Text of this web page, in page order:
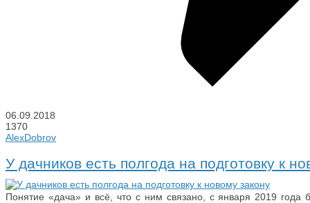
06.09.2018
1370
AlexDobrov
У дачников есть полгода на подготовку к
Понятие «дача» и всё, что с ним связано, с января 2019 года